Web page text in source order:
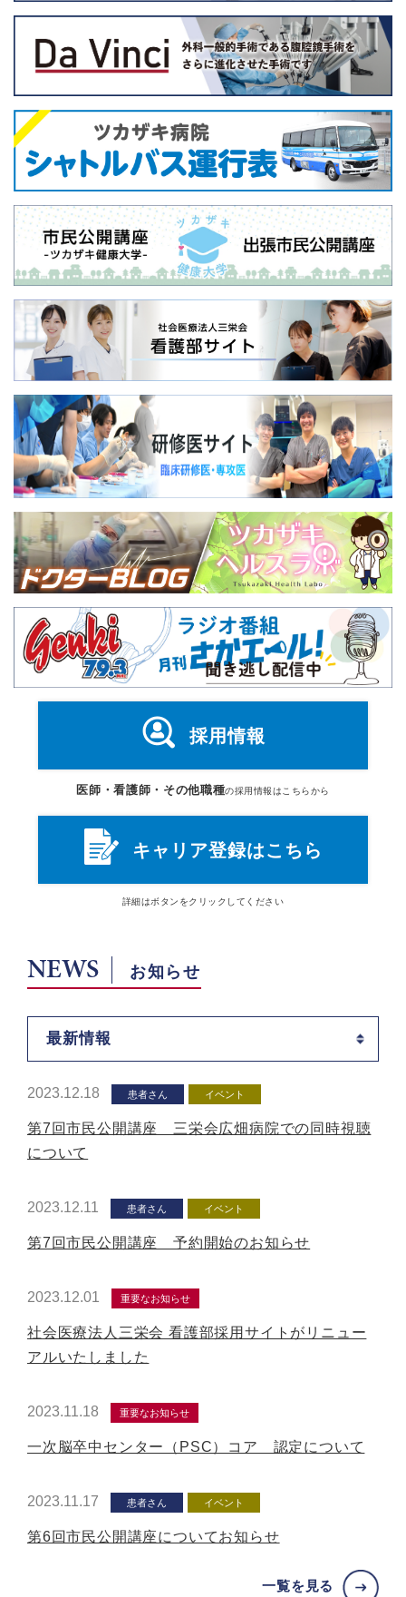
採用情報
医師・看護師・その他職種の採用情報はこちらから
キャリア登録はこちら
詳細はボタン をクリックしてください
NEWS お知らせ
最新情報
2023.12.18 患者さん イベント
第7回市民公開講座 三栄会広畑病院での同時視聴
について
2023.12.11 患者さん イベント
第7回市民公開講座 予約開始のお知らせ
2023.12.01 重要なお知らせ
社会医療法人三栄会 看護部採用サイトがリニュー
アルいたしました
2023.11.18 重要なお知らせ
一次脳卒中センター（PSC）コア 認定について
2023.11.17 患者さん イベント
第6回市民公開講座についてお知らせ
一覧を見る